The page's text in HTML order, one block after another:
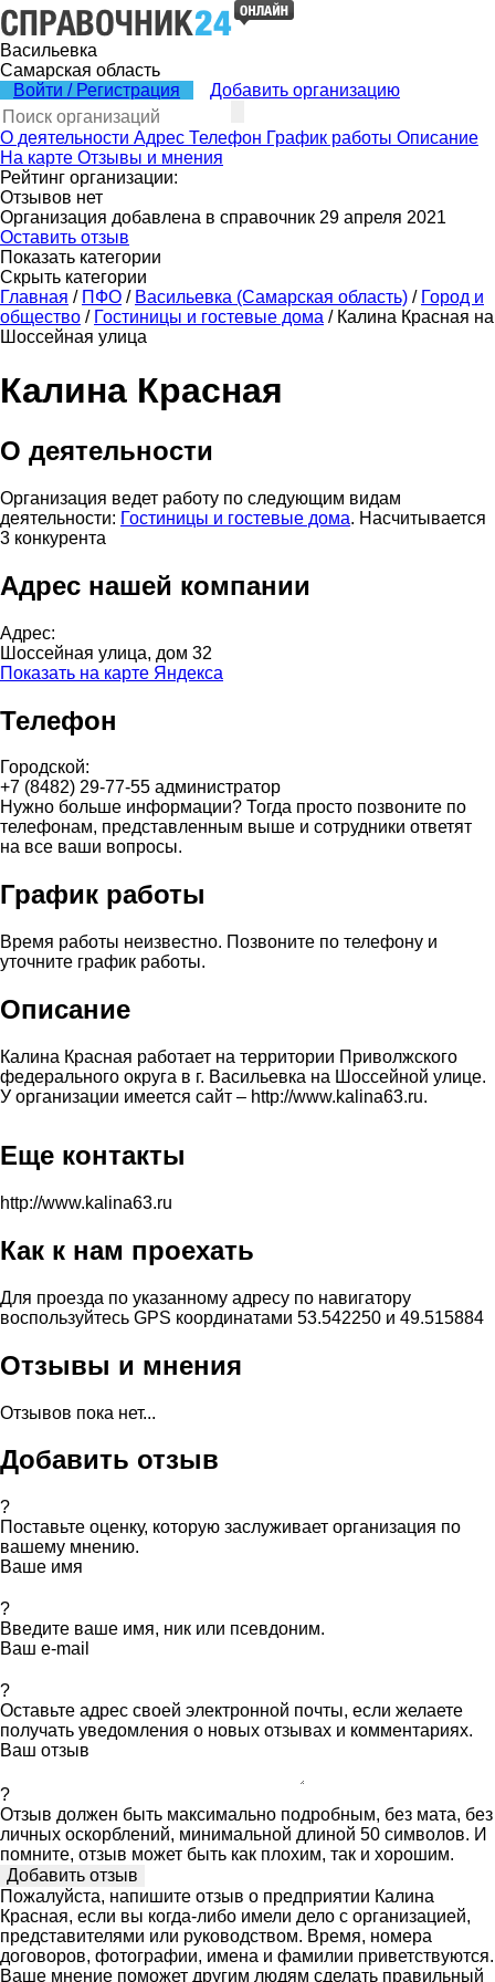
Васильевка
Самарская область
Войти / Регистрация
Добавить организацию
О деятельности Адрес Телефон График работы Описание
На карте Отзывы и мнения
Рейтинг организации:
Отзывов нет
Организация добавлена в справочник 29 апреля 2021
Оставить отзыв
Показать категории
Скрыть категории
Главная / ПФО / Васильевка (Самарская область) / Город и
общество / Гостиницы и гостевые дома / Калина Красная на
Шоссейная улица
Калина Красная
О деятельности
Организация ведет работу по следующим видам
деятельности: Гостиницы и гостевые дома. Насчитывается
3 конкурента
Адрес нашей компании
Адрес:
Шоссейная улица, дом 32
Показать на карте Яндекса
Телефон
Городской:
+7 (8482) 29-77-55 администратор
Нужно больше информации? Тогда просто позвоните по
телефонам, представленным выше и сотрудники ответят
на все ваши вопросы.
График работы
Время работы неизвестно. Позвоните по телефону и
уточните график работы.
Описание
Калина Красная работает на территории Приволжского
федерального округа в г. Васильевка на Шоссейной улице.
У организации имеется сайт – http://www.kalina63.ru.
Еще контакты
http://www.kalina63.ru
Как к нам проехать
Для проезда по указанному адресу по навигатору
воспользуйтесь GPS координатами 53.542250 и 49.515884
Отзывы и мнения
Отзывов пока нет...
Добавить отзыв
?
Поставьте оценку, которую заслуживает организация по
вашему мнению.
Ваше имя
?
Введите ваше имя, ник или псевдоним.
Ваш e-mail
?
Оставьте адрес своей электронной почты, если желаете
получать уведомления о новых отзывах и комментариях.
Ваш отзыв
?
Отзыв должен быть максимально подробным, без мата, без
личных оскорблений, минимальной длиной 50 символов. И
помните, отзыв может быть как плохим, так и хорошим.
Пожалуйста, напишите отзыв о предприятии Калина
Красная, если вы когда-либо имели дело с организацией,
представителями или руководством. Время, номера
договоров, фотографии, имена и фамилии приветствуются.
Ваше мнение поможет другим людям сделать правильный